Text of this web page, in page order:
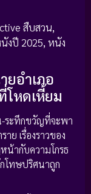
สืบสวน,
งปี 2025, หนัง
ยอำเภอ
หดเหี้ยม
ระทึกขวัญที่จะพา
ย เรื่องราวของ
น้ากับความโกรธ
โทษปริศนาถูก